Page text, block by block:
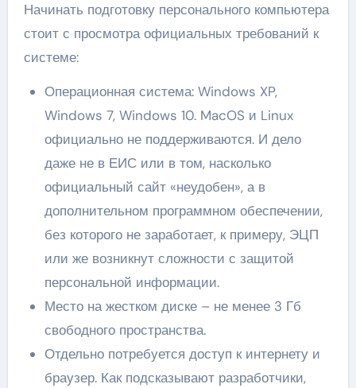
Начинать подготовку персонального компьютера
стоит с просмотра официальных требований к
системе:
Операционная система: Windows XP,
Windows 7, Windows 10. MacOS и Linux
официально не поддерживаются. И дело
даже не в ЕИС или в том, насколько
официальный сайт «неудобен», а в
дополнительном программном обеспечении,
без которого не заработает, к примеру, ЭЦП
или же возникнут сложности с защитой
персональной информации.
Место на жестком диске – не менее 3 Гб
свободного пространства.
Отдельно потребуется доступ к интернету и
браузер. Как подсказывают разработчики,